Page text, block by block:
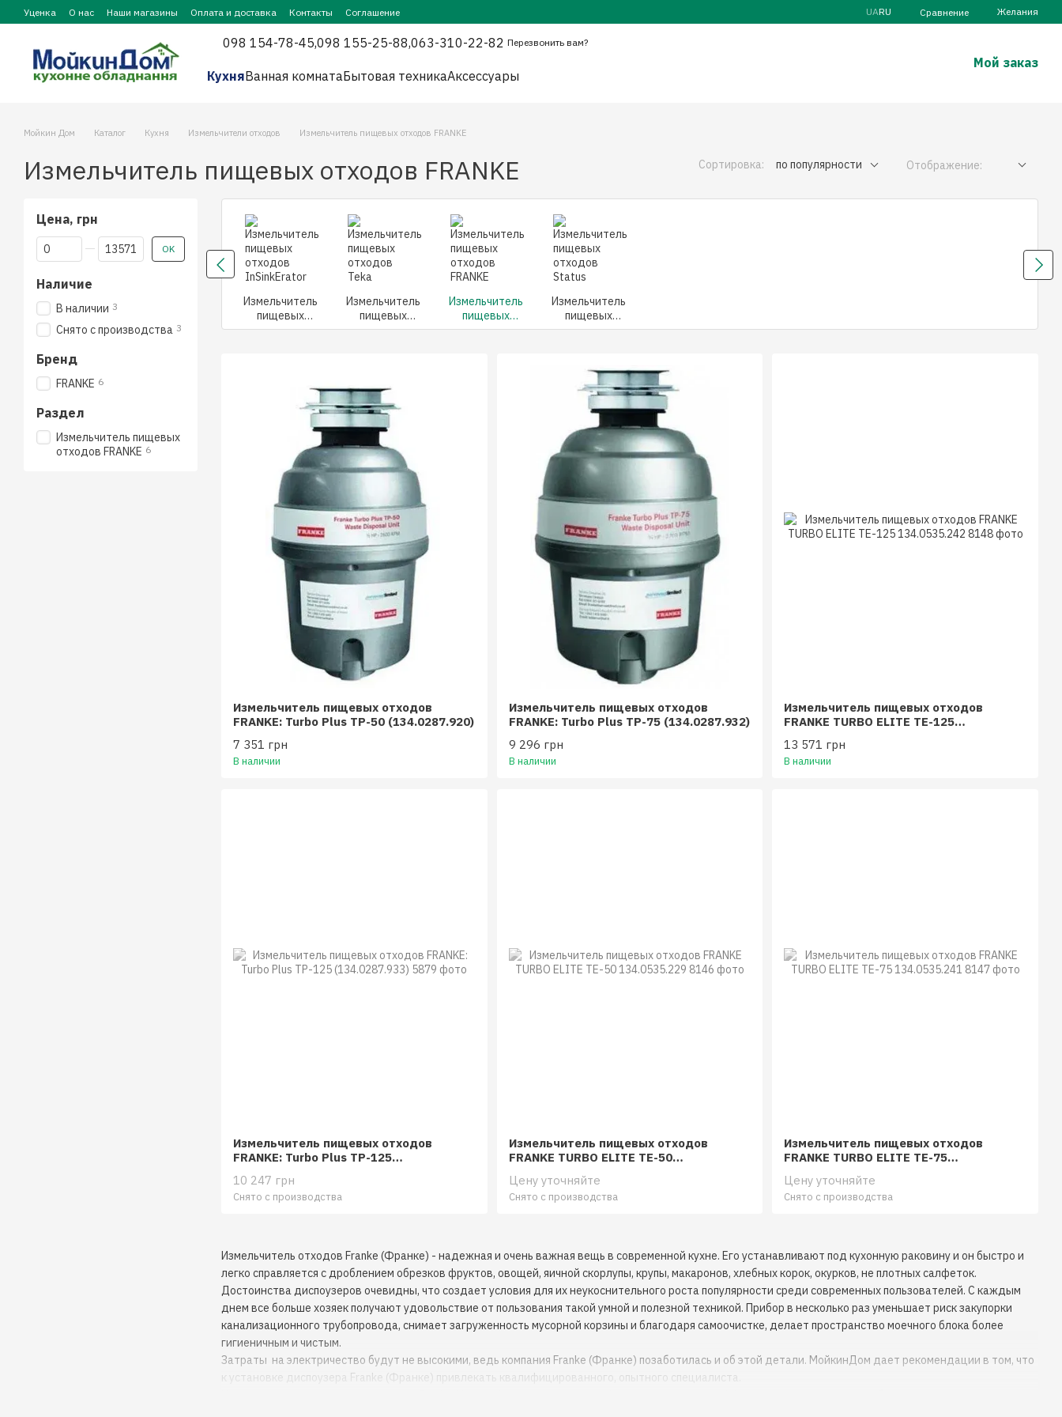
Перейти к основному контенту
Уценка О нас Наши магазины Оплата и доставка Контакты Соглашение UARU Сравнение Желания
098 154-78-45,098 155-25-88,063-310-22-82 Перезвонить вам?
КухняВанная комнатаБытовая техникаАксессуары
Мой заказ
Мойкин Дом Каталог Кухня Измельчители отходов Измельчитель пищевых отходов FRANKE
Измельчитель пищевых отходов FRANKE Сортировка: по популярности Отображение:
Измельчитель
пищевых
отходов
Измельчитель
пищевых
отходов Teka
Измельчитель
пищевых
отходов
Измельчитель
пищевых
отходов
Измельчитель отходов Franke (Франке) - надежная и очень важная вещь в современной кухне. Его устанавливают под кухонную раковину и он быстро и
легко справляется с дроблением обрезков фруктов, овощей, яичной скорлупы, крупы, макаронов, хлебных корок, окурков, не плотных салфеток.
Достоинства диспоузеров очевидны, что создает условия для их неукоснительного роста популярности среди современных пользователей. С каждым
днем все больше хозяек получают удовольствие от пользования такой умной и полезной техникой. Прибор в несколько раз уменьшает риск закупорки
канализационного трубопровода, снимает загруженность мусорной корзины и благодаря самоочистке, делает пространство моечного блока более
гигиеничным и чистым.
Затраты на электричество будут не высокими, ведь компания Franke (Франке) позаботилась и об этой детали. МойкинДом дает рекомендации в том, что
к установке диспоузера Franke (Франке) привлекать квалифицированного, опытного специалиста.
Измельчитель пищевых отходов
FRANKE: Turbo Plus TP-50 (134.0287.920)
7 351 грн
В наличии
Измельчитель пищевых отходов
FRANKE: Turbo Plus TP-75 (134.0287.932)
9 296 грн
В наличии
Измельчитель пищевых отходов
FRANKE TURBO ELITE TE-125
13 571 грн
В наличии
Измельчитель пищевых отходов
FRANKE: Turbo Plus TP-125
10 247 грн
Снято с производства
Измельчитель пищевых отходов
FRANKE TURBO ELITE TE-50
Цену уточняйте
Снято с производства
Измельчитель пищевых отходов
FRANKE TURBO ELITE TE-75
Цену уточняйте
Снято с производства
Цена, грн
От Цена, грн
До Цена, грн OK
Наличие
В наличии 3
Снято с производства 3
Бренд
FRANKE 6
Раздел
Измельчитель пищевых
отходов FRANKE 6